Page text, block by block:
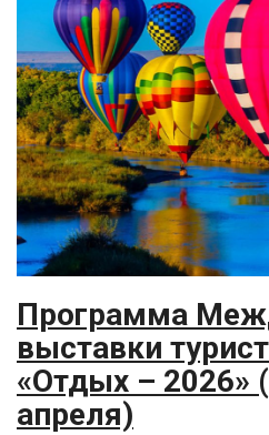
Программа
выставки
«Отдых – 2026»
апреля)